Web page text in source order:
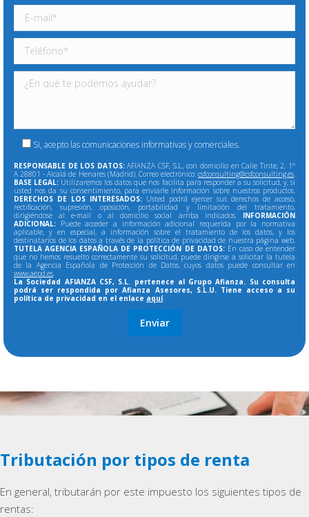
Si, acepto las comunicaciones informativas y comerciales.
RESPONSABLE DE LOS DATOS:AFIANZA CSF, S.L., con domicilio en Calle Tinte, 2, 1º
A 28801 - Alcalá de Henares (Madrid). Correo electrónico: csfconsulting@csfconsulting.es.
BASE LEGAL: Utilizaremos los datos que nos facilita para responder a su solicitud, y, si
usted nos da su consentimiento, para enviarle información sobre nuestros productos.
DERECHOS DE LOS INTERESADOS: Usted podrá ejercer sus derechos de acceso,
rectificación, supresión, oposición, portabilidad y limitación del tratamiento,
dirigiéndose al e-mail o al domicilio social arriba indicados. INFORMACIÓN
ADICIONAL: Puede acceder a información adicional requerida por la normativa
aplicable, y en especial, a información sobre el tratamiento de los datos, y los
destinatarios de los datos a través de la política de privacidad de nuestra página web.
TUTELA AGENCIA ESPAÑOLA DE PROTECCIÓN DE DATOS:En caso de entender
que no hemos resuelto correctamente su solicitud, puede dirigirse a solicitar la tutela
de la Agencia Española de Protección de Datos, cuyos datos puede consultar en
www.aepd.es.
La Sociedad AFIANZA CSF, S.L. pertenece al Grupo Afianza. Su consulta
podrá ser respondida por Afianza Asesores, S.L.U. Tiene acceso a su
política de privacidad en el enlace aquí.
Tributación por tipos de renta
En general, tributarán por este impuesto los siguientes tipos de
rentas: